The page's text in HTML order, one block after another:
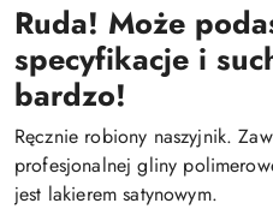
Ruda! Może
specyfikacje i
bardzo!
Ręcznie robiony naszyjnik.
profesjonalnej gliny
jest lakierem satynowym.